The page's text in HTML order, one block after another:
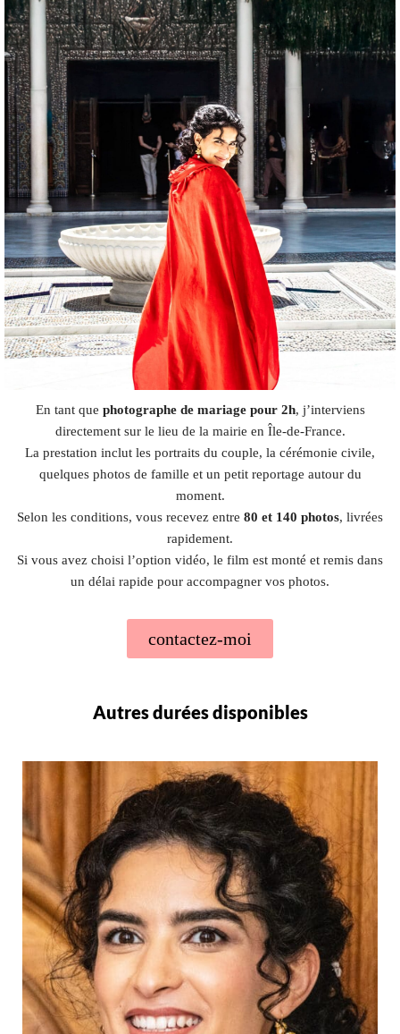
En tant que photographe de mariage pour 2h, j’interviens
directement sur le lieu de la mairie en Île-de-France.
La prestation inclut les portraits du couple, la cérémonie civile,
quelques photos de famille et un petit reportage autour du
moment.
Selon les conditions, vous recevez entre 80 et 140 photos, livrées
rapidement.
Si vous avez choisi l’option vidéo, le film est monté et remis dans
un délai rapide pour accompagner vos photos.
contactez-moi
Autres durées disponibles